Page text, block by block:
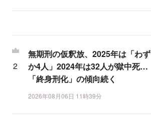
無期刑の仮釈放、2025年は「わず
か4人」2024年は32人が獄中死…
「終身刑化」の傾向続く
2026年08月06日 11時39分